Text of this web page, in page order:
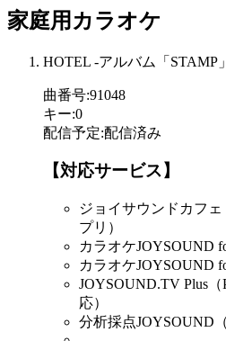
家庭用カラオケ
HOTEL -アルバム「STAMP
曲番号:91048
キー:0
配信予定:配信済み
【対応サービス】
ジョイサウンドカフ
プリ）
カラオケJOYSOUND
カラオケJOYSOUND
JOYSOUND.TV Plus
応）
分析採点JOYSOUND